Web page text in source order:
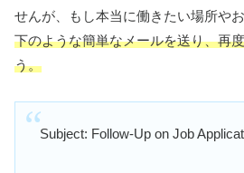
せんが、もし本当に働きたい場所や
下のような簡単なメールを送り、再
う。
Subject: Follow-Up on Job